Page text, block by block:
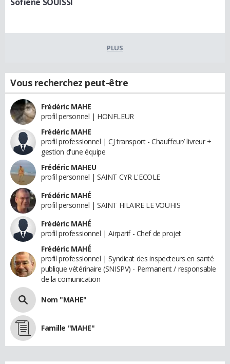
PLUS
Vous recherchez peut-être
Frédéric MAHE
profil personnel | HONFLEUR
Frédéric MAHE
profil professionnel | CJ transport - Chauffeur/ livreur +
gestion d'une équipe
Frédéric MAHEU
profil personnel | SAINT CYR L'ECOLE
Frédéric MAHÉ
profil personnel | SAINT HILAIRE LE VOUHIS
Frédéric MAHÉ
profil professionnel | Airparif - Chef de projet
Frédéric MAHÉ
profil professionnel | Syndicat des inspecteurs en santé
publique vétérinaire (SNISPV) - Permanent / responsable
de la comunication
Nom "MAHE"
Famille "MAHE"